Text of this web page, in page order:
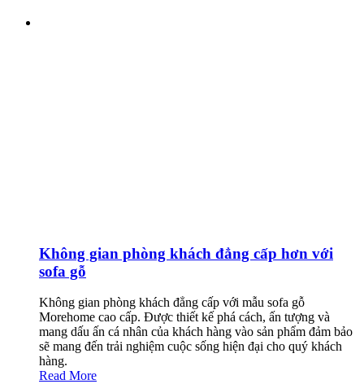
Không gian phòng khách đẳng cấp hơn với
sofa gỗ
Không gian phòng khách đẳng cấp với mẫu sofa gỗ
Morehome cao cấp. Được thiết kế phá cách, ấn tượng và
mang dấu ấn cá nhân của khách hàng vào sản phẩm đảm bảo
sẽ mang đến trải nghiệm cuộc sống hiện đại cho quý khách
hàng.
Read More